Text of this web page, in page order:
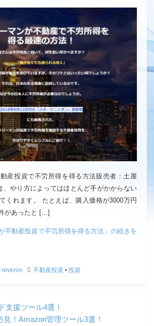
産投資で不労所得を得る方法販売者：土屋
やり方によってはほとんど手がかからない
くれます。 たとえば、購入価格が3000万円
があったと […]
不動産投資で不労所得を得る方法」の続きを
reveron 不動産投資 • 投資
支援ツール4選！
見！Amazon管理ツール3選！